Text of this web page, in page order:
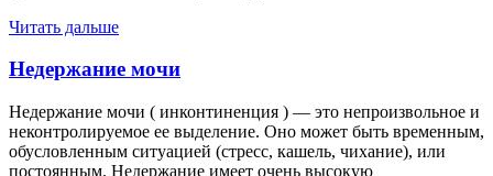
Читать дальше
Недержание мочи
Недержание мочи ( инконтиненция ) — это непроизвольное и
неконтролируемое ее выделение. Оно может быть временным,
обусловленным ситуацией (стресс, кашель, чихание), или
постоянным. Недержание имеет очень высокую